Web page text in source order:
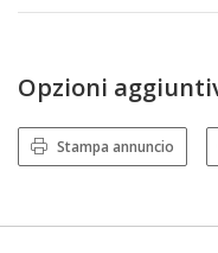
Opzioni
Stampa annuncio